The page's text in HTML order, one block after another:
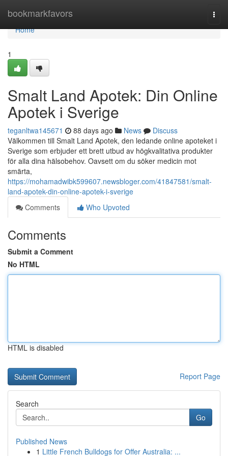
bookmarkfavors
Home
Home
1
Smalt Land Apotek: Din Online
Apotek i Sverige
teganltwa145671 88 days ago News
Discuss
Välkommen till Smalt Land Apotek, den ledande online apoteket i
Sverige som erbjuder ett brett utbud av högkvalitativa produkter
för alla dina hälsobehov. Oavsett om du söker medicin mot
smärta,
https://mohamadwibk599607.newsbloger.com/41847581/smalt-
land-apotek-din-online-apotek-i-sverige
Comments
Who Upvoted
Comments
Submit a Comment
No HTML
HTML is disabled
Report Page
Search
Go
Published News
1 Little French Bulldogs for Offer Australia: ...